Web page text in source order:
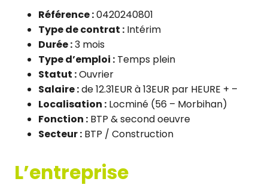
Référence :0420240801
Type de contrat : Intérim
Durée :3 mois
Type d’emploi : Temps plein
Statut :Ouvrier
Salaire :de 12.31EUR à 13EUR par HEURE + –
Localisation : Locminé (56 – Morbihan)
Fonction : BTP & second oeuvre
Secteur : BTP / Construction
L’entreprise